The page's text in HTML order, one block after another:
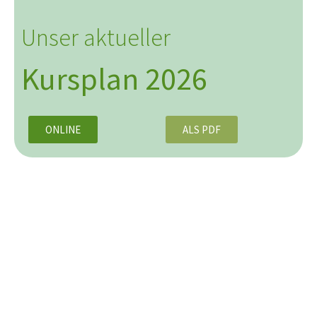
Unser aktueller
Kursplan 2026
ONLINE ALS PDF